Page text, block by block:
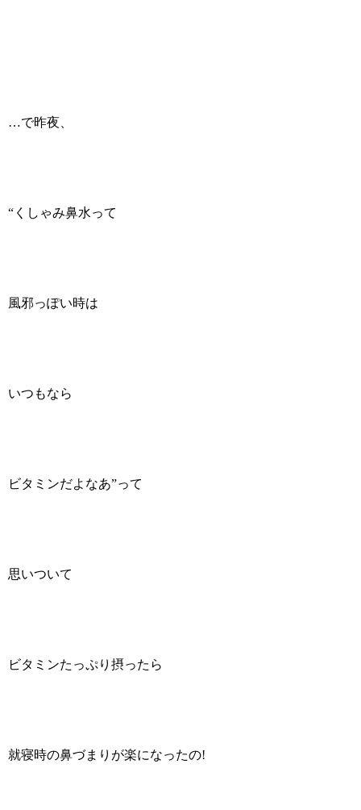
…で昨夜、
“くしゃみ鼻水って
風邪っぽい時は
いつもなら
ビタミンだよなあ”って
思いついて
ビタミンたっぷり摂ったら
就寝時の鼻づまりが楽になったの!